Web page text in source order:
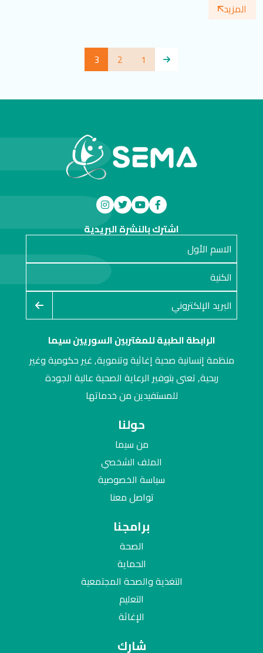
المزيد
1
2
3
الرابطة الطبية للمغتربين السوريين سيما
منظمة إنسانية صحية إغاثية وتنموية, غير حكومية وغير
ربحية, تعنى بتوفير الرعاية الصحية عالية الجودة
للمستفيدين من خدماتها
اشترك بالنشرة البريدية
حولنا
من سيما
الملف الشخصي
سياسة الخصوصية
تواصل معنا
برامجنا
الصحة
الحماية
التغذية والصحة المجتمعية
التعليم
الإغاثة
شارك